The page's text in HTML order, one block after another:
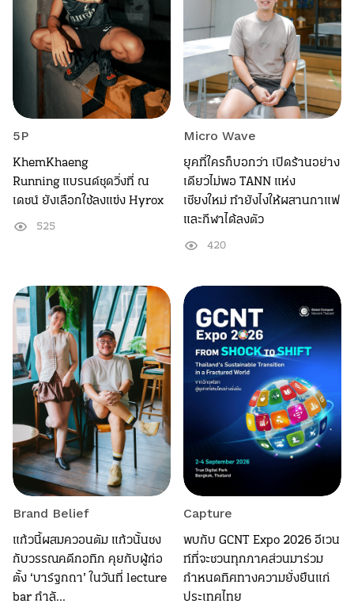
5P
KhemKhaeng
Running แบรนด์ชุดวิ่งที่ ณ
เดชน์ ยังเลือกใช้ลงแข่ง Hyrox
525
Micro Wave
ยุคที่ใครก็บอกว่า เปิดร้านอย่าง
เดียวไม่พอ TANN แห่ง
เชียงใหม่ ทำยังไงให้ผสานกาแฟ
และกีฬาได้ลงตัว
420
Brand Belief
แก้วนี้ผสมควอนตัม แก้วนั้นชง
กับวรรณคดีกอทิก คุยกับผู้ก่อ
ตั้ง ‘บาร์ฐกถา’ ในวันที่ lecture
bar กำลั...
Capture
พบกับ GCNT Expo 2026 อีเวน
ท์ที่จะชวนทุกภาคส่วนมาร่วม
กำหนดทิศทางความยั่งยืนแก่
ประเทศไทย